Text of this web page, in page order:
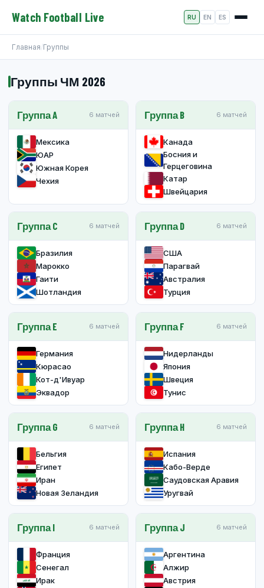
Watch Football Live RU EN ES
Главная/Группы
Группы ЧМ 2026
Группа A 6 матчей
Мексика
ЮАР
Южная Корея
Чехия
Группа B 6 матчей
Канада
Босния и
Герцеговина
Катар
Швейцария
Группа C 6 матчей
Бразилия
Марокко
Гаити
Шотландия
Группа D 6 матчей
США
Парагвай
Австралия
Турция
Группа E 6 матчей
Германия
Кюрасао
Кот-д'Ивуар
Эквадор
Группа F 6 матчей
Нидерланды
Япония
Швеция
Тунис
Группа G 6 матчей
Бельгия
Египет
Иран
Новая Зеландия
Группа H 6 матчей
Испания
Кабо-Верде
Саудовская Аравия
Уругвай
Группа I 6 матчей
Франция
Сенегал
Ирак
Группа J 6 матчей
Аргентина
Алжир
Австрия